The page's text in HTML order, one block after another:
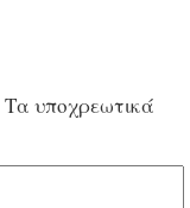
Τα υποχρεωτικά